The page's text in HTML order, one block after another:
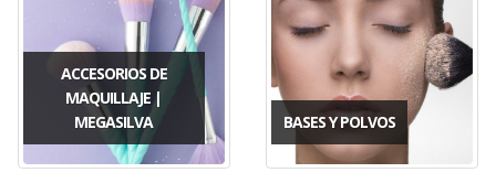
ACCESORIOS DE
MAQUILLAJE |
MEGASILVA
BASES Y POLVOS